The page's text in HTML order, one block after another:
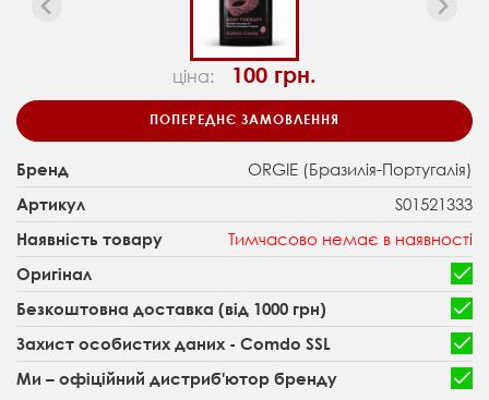
ціна: 100 грн.
ПОПЕРЕДНЄ ЗАМОВЛЕННЯ
Бренд ORGIE (Бразилія-Португалія)
Артикул S01521333
Наявність товару Тимчасово немає в наявності
Оригінал
Безкоштовна доставка (від 1000 грн)
Захист особистих даних - Comdo SSL
Ми – офіційний дистриб'ютор бренду